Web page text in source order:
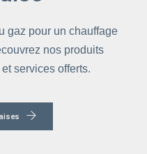
gaz pour un chauffage
nos produits
services offerts.